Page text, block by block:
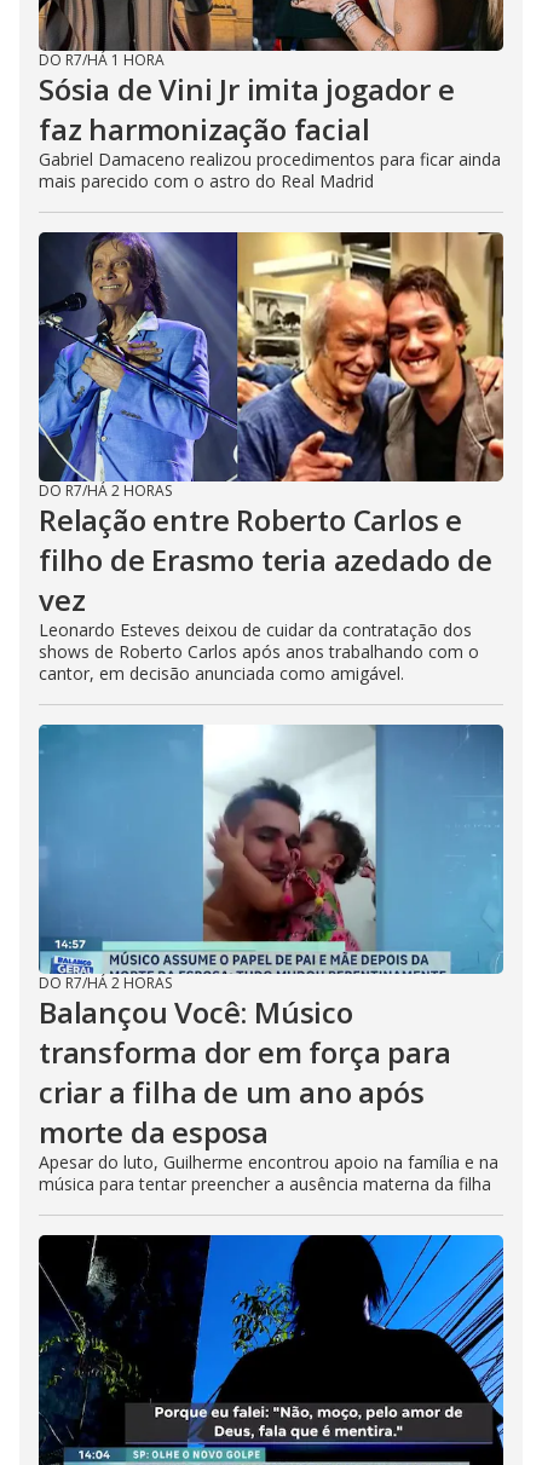
DO R7/HÁ 1 HORA
Sósia de Vini Jr imita jogador e
faz harmonização facial
Gabriel Damaceno realizou procedimentos para ficar ainda
mais parecido com o astro do Real Madrid
DO R7/HÁ 2 HORAS
Relação entre Roberto Carlos e
filho de Erasmo teria azedado de
vez
Leonardo Esteves deixou de cuidar da contratação dos
shows de Roberto Carlos após anos trabalhando com o
cantor, em decisão anunciada como amigável.
DO R7/HÁ 2 HORAS
Balançou Você: Músico
transforma dor em força para
criar a filha de um ano após
morte da esposa
Apesar do luto, Guilherme encontrou apoio na família e na
música para tentar preencher a ausência materna da filha